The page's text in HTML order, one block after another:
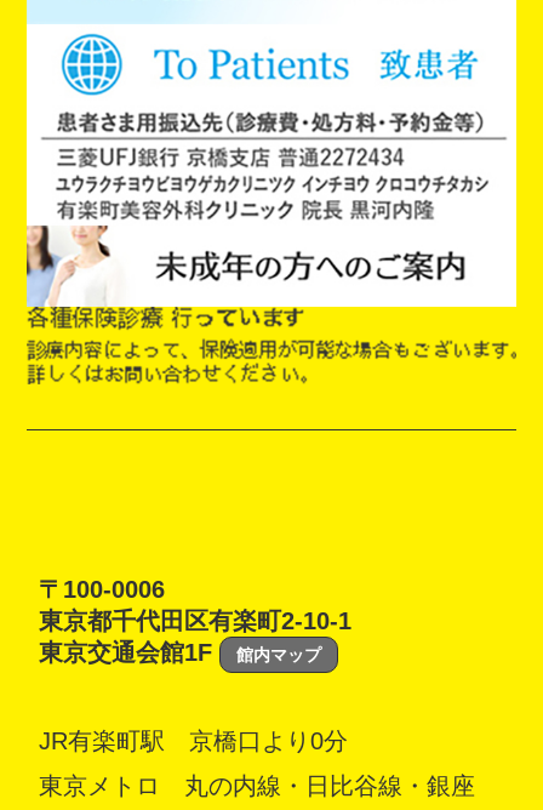
〒100-0006
東京都千代田区有楽町2-10-1
東京交通会館1F
館内マップ
JR有楽町駅 京橋口より0分
東京メトロ 丸の内線・日比谷線・銀座